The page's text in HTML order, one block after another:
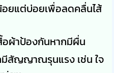
อยแต่บ่อยเพื่อลดคลื่นไส้
อผ้าป้องกันหากมีผื่น
สัญญาณรุนแรง เช่น ใจ